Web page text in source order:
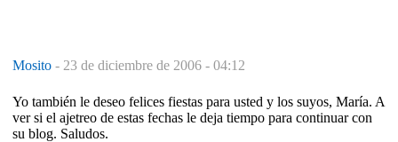
Mosito - 23 de diciembre de 2006 - 04:12
Yo también le deseo felices fiestas para usted y los suyos, María. A
ver si el ajetreo de estas fechas le deja tiempo para continuar con
su blog. Saludos.